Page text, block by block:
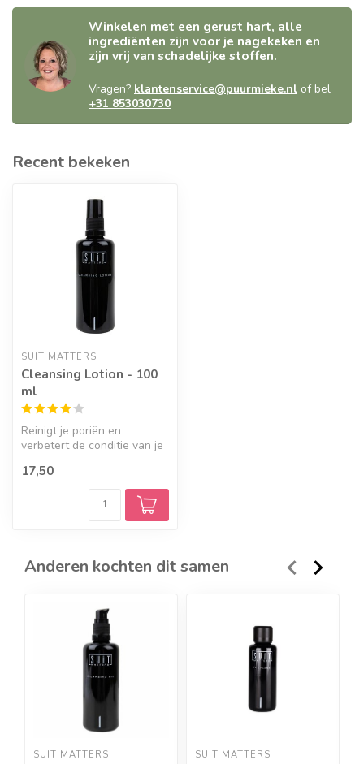
Winkelen met een gerust hart, alle
ingrediënten zijn voor je nagekeken en
zijn vrij van schadelijke stoffen.
Vragen? klantenservice@puurmieke.nl of bel
+31 853030730
Recent bekeken
SUIT MATTERS
Cleansing Lotion - 100
ml
Reinigt je poriën en
verbetert de conditie van je
vera...
17,50
Anderen kochten dit samen
SUIT MATTERS SUIT MATTERS